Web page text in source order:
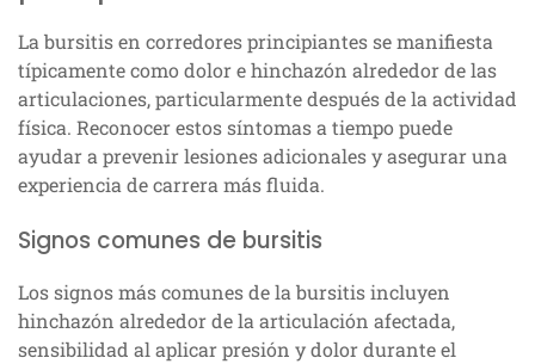
La bursitis en corredores principiantes se manifiesta
típicamente como dolor e hinchazón alrededor de las
articulaciones, particularmente después de la actividad
física. Reconocer estos síntomas a tiempo puede
ayudar a prevenir lesiones adicionales y asegurar una
experiencia de carrera más fluida.
Signos comunes de bursitis
Los signos más comunes de la bursitis incluyen
hinchazón alrededor de la articulación afectada,
sensibilidad al aplicar presión y dolor durante el